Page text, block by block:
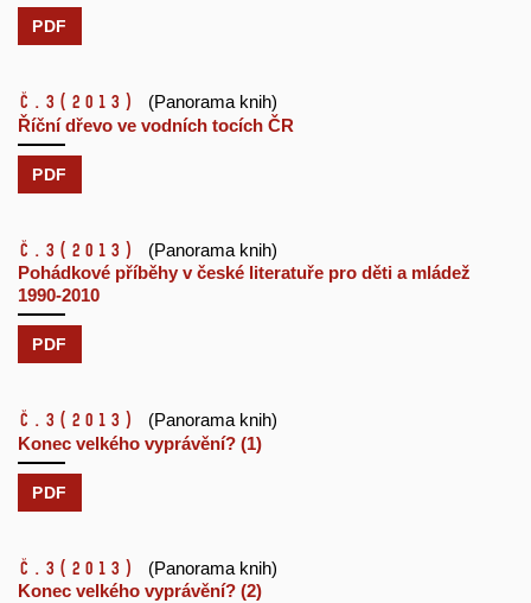
PDF
č.3 (2013)
(Panorama knih)
Říční dřevo ve vodních tocích ČR
PDF
č.3 (2013)
(Panorama knih)
Pohádkové příběhy v české literatuře pro děti a mládež
1990-2010
PDF
č.3 (2013)
(Panorama knih)
Konec velkého vyprávění? (1)
PDF
č.3 (2013)
(Panorama knih)
Konec velkého vyprávění? (2)